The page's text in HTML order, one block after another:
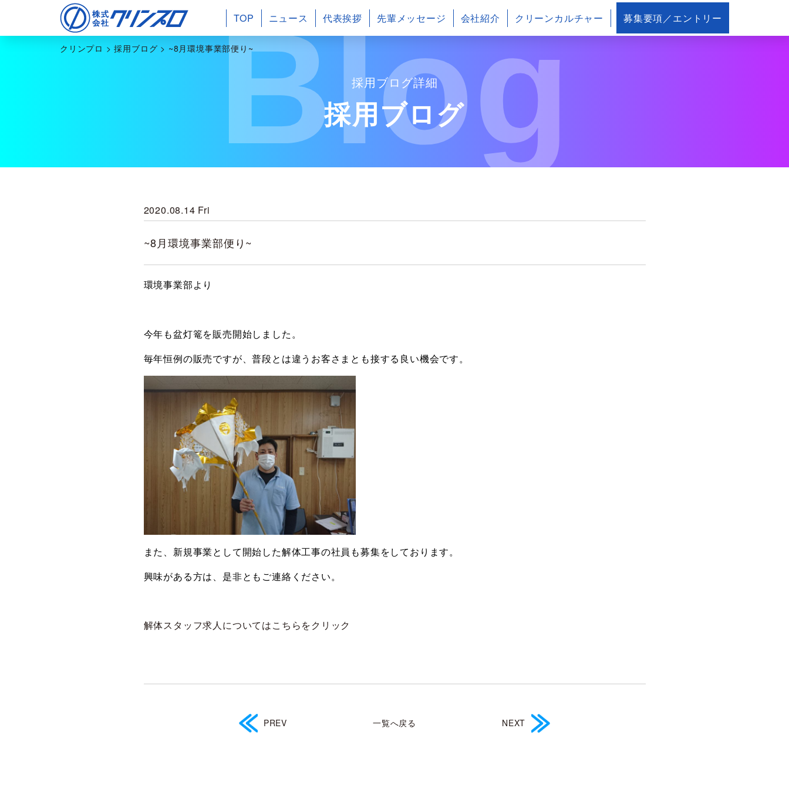
TOP ニュース 代表挨拶 先輩メッセージ 会社紹介 クリーンカルチャー 募集要項／エントリー
Blog
クリンプロ >採用ブログ> ~8月環境事業部便り~
採用ブログ詳細
採用ブログ
2020.08.14 Fri
~8月環境事業部便り~
環境事業部より
今年も盆灯篭を販売開始しました。
毎年恒例の販売ですが、普段とは違うお客さまとも接する良い機会です。
また、新規事業として開始した解体工事の社員も募集をしております。
興味がある方は、是非ともご連絡ください。
解体スタッフ求人についてはこちらをクリック
PREV 一覧へ戻る NEXT